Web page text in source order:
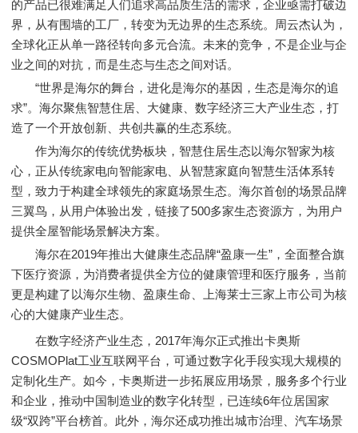
的产品已很难满足人们追求高品质生活的需求，企业亟需打破边
界，从有围墙的工厂，转变为无边界的生态系统。周云杰认为，
全球化正从单一路径转向多元合流。未来的竞争，不是企业与企
业之间的对抗，而是生态与生态之间对话。
“世界是海尔的舞台，进化是海尔的基因，生态是海尔的追
求”。海尔聚焦智慧住居、大健康、数字经济三大产业生态，打
造了一个开放创新、共创共赢的生态系统。
作为海尔的传统优势板块，智慧住居生态以海尔智家为核
心，正从传统家电向智能家电、从智慧家庭向智慧生活体系转
型，致力于构建全球领先的家庭场景生态。海尔首创的场景品牌
三翼鸟，从用户体验出发，链接了500多家生态资源方，为用户
提供全屋智能场景解决方案。
海尔在2019年推出大健康生态品牌“盈康一生”，全面整合旗
下医疗资源，为消费者提供全方位的健康管理和医疗服务，当前
更是构建了以海尔生物、盈康生命、上海莱士三家上市公司为核
心的大健康产业生态。
在数字经济产业生态，2017年海尔正式推出卡奥斯
COSMOPlat工业互联网平台，可通过数字化手段实现大规模的
定制化生产。如今，卡奥斯进一步拓展应用场景，服务多个行业
和企业，推动中国制造业的数字化转型，已连续6年位居国家
级“双跨”平台榜首。此外，海尔还成功推出城市治理、汽车场景